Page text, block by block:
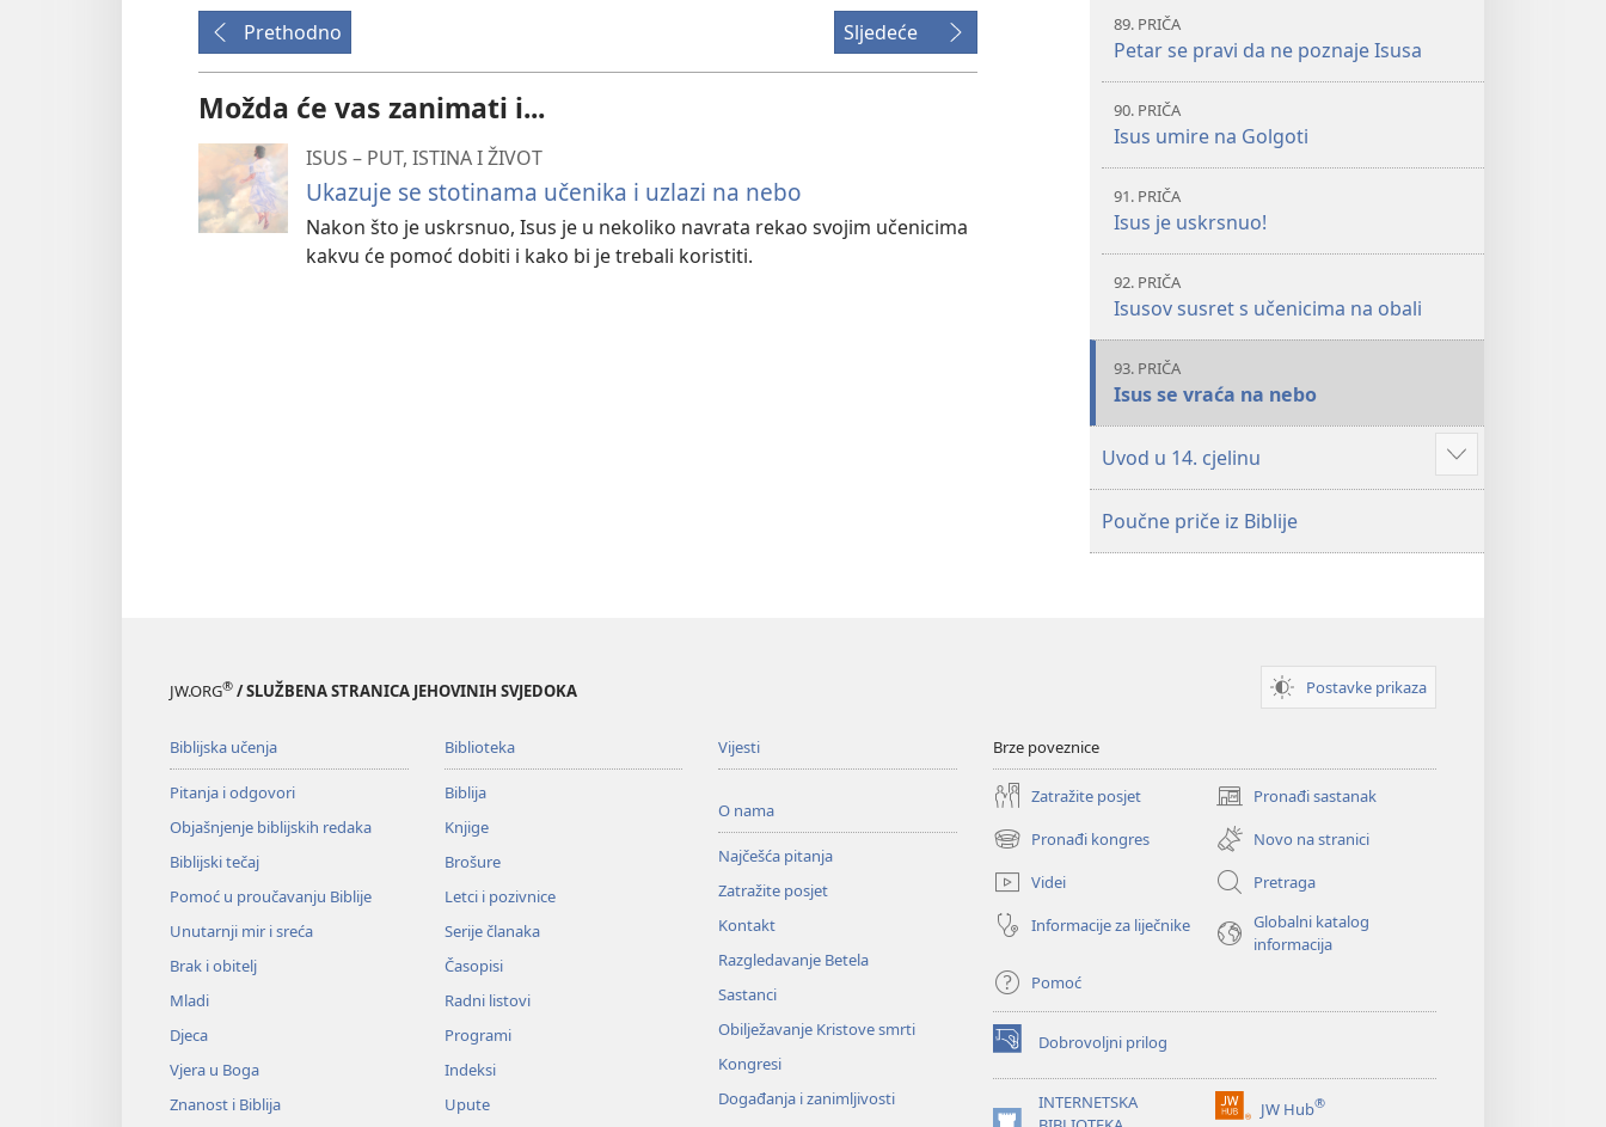
Prethodno Sljedeće
Možda će vas zanimati i...
ISUS – PUT, ISTINA I ŽIVOT
Ukazuje se stotinama učenika i uzlazi na nebo
Nakon što je uskrsnuo, Isus je u nekoliko navrata rekao svojim učenicima
kakvu će pomoć dobiti i kako bi je trebali koristiti.
89. PRIČA
Petar se pravi da ne poznaje Isusa
90. PRIČA
Isus umire na Golgoti
91. PRIČA
Isus je uskrsnuo!
92. PRIČA
Isusov susret s učenicima na obali
93. PRIČA
Isus se vraća na nebo
Uvod u 14. cjelinu
Prikaži
više
Poučne priče iz Biblije
JW.ORG® / SLUŽBENA STRANICA JEHOVINIH SVJEDOKA Postavke prikaza
Biblijska učenja
Pitanja i odgovori
Objašnjenje biblijskih redaka
Biblijski tečaj
Pomoć u proučavanju Biblije
Unutarnji mir i sreća
Brak i obitelj
Mladi
Djeca
Vjera u Boga
Znanost i Biblija
Biblioteka
Biblija
Knjige
Brošure
Letci i pozivnice
Serije članaka
Časopisi
Radni listovi
Programi
Indeksi
Upute
Vijesti
O nama
Najčešća pitanja
Zatražite posjet
Kontakt
Razgledavanje Betela
Sastanci
Obilježavanje Kristove smrti
Kongresi
Događanja i zanimljivosti
Brze poveznice
Zatražite posjet Pronađi sastanak
(otvara
se
novi
prozor)
Pronađi kongres
(otvara
se
novi
prozor)
Novo na stranici
Videi
Pretraga
Informacije za liječnike
Globalni katalog
informacija
Pomoć
Dobrovoljni prilog
(otvara
se
prozor)
INTERNETSKA
JW Hub®
(otvara